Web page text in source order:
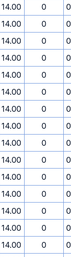
14.00 0
14.00 0
14.00 0
14.00 0
14.00 0
14.00 0
14.00 0
14.00 0
14.00 0
14.00 0
14.00 0
14.00 0
14.00 0
14.00 0
14.00 0